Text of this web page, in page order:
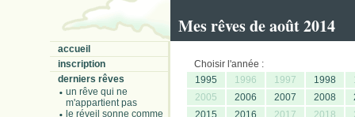
Mes rêves de août 2014
accueil
inscription
derniers rêves
un rêve qui ne
m'appartient pas
le réveil sonne comme
Choisir l'année :
1995
1996 1997 1998
2005
2006 2007 2008
2015
2016 2017 2018